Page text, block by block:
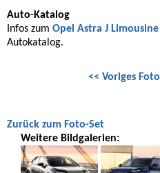
Auto-Katalog
Infos zum Opel Astra J Limousine
Autokatalog.
<< Voriges Foto
Zurück zum Foto-Set
Weitere Bildgalerien: